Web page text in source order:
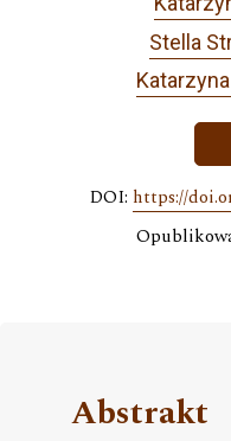
Stella
DOI: https://
Abstrakt